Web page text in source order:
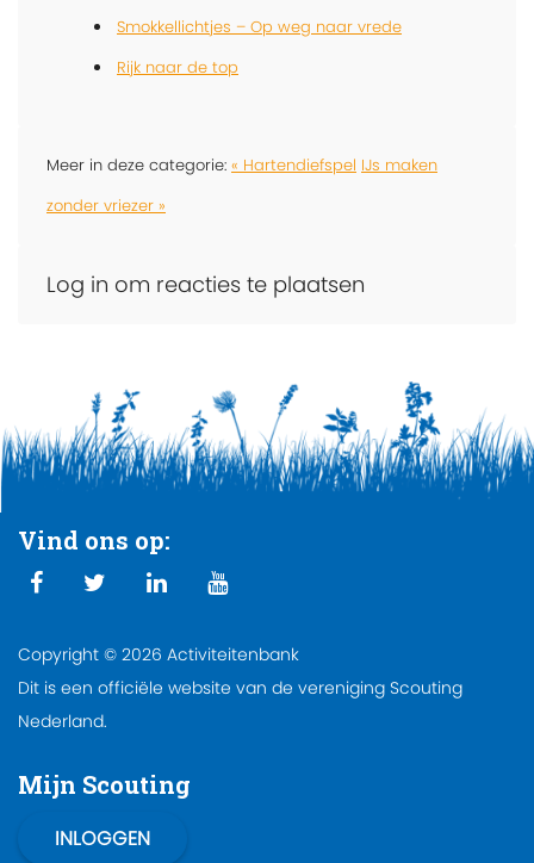
Smokkellichtjes – Op weg naar vrede
Rijk naar de top
Meer in deze categorie: « Hartendiefspel IJs maken
zonder vriezer »
Log in om reacties te plaatsen
Vind ons op:
Copyright © 2026 Activiteitenbank
Dit is een officiële website van de vereniging Scouting
Nederland.
Mijn Scouting